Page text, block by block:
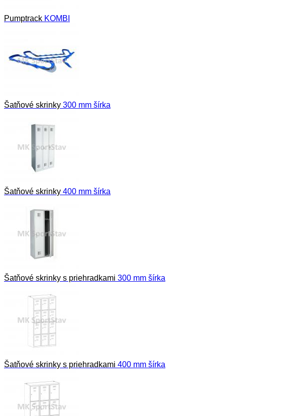
Pumptrack KOMBI
Šatňové skrinky 300 mm šírka
Šatňové skrinky 400 mm šírka
Šatňové skrinky s priehradkami 300 mm šírka
Šatňové skrinky s priehradkami 400 mm šírka